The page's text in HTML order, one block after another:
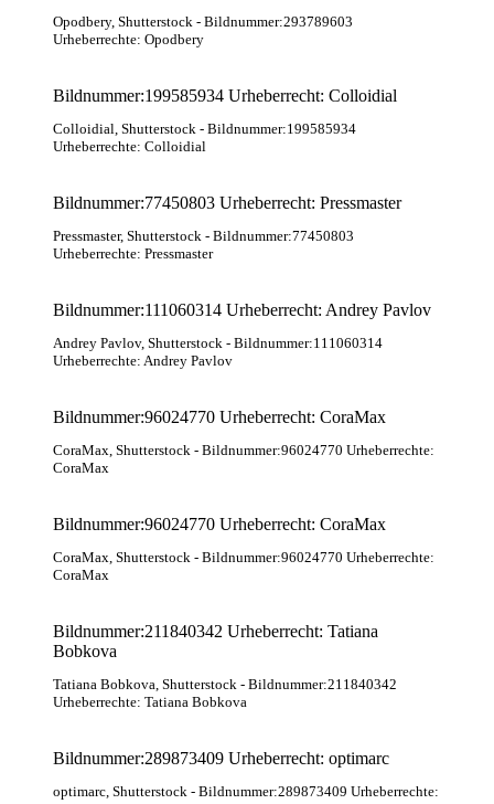
Opodbery, Shutterstock - Bildnummer:293789603
Urheberrechte: Opodbery
Bildnummer:199585934 Urheberrecht: Colloidial
Colloidial, Shutterstock - Bildnummer:199585934
Urheberrechte: Colloidial
Bildnummer:77450803 Urheberrecht: Pressmaster
Pressmaster, Shutterstock - Bildnummer:77450803
Urheberrechte: Pressmaster
Bildnummer:111060314 Urheberrecht: Andrey Pavlov
Andrey Pavlov, Shutterstock - Bildnummer:111060314
Urheberrechte: Andrey Pavlov
Bildnummer:96024770 Urheberrecht: CoraMax
CoraMax, Shutterstock - Bildnummer:96024770 Urheberrechte:
CoraMax
Bildnummer:96024770 Urheberrecht: CoraMax
CoraMax, Shutterstock - Bildnummer:96024770 Urheberrechte:
CoraMax
Bildnummer:211840342 Urheberrecht: Tatiana
Bobkova
Tatiana Bobkova, Shutterstock - Bildnummer:211840342
Urheberrechte: Tatiana Bobkova
Bildnummer:289873409 Urheberrecht: optimarc
optimarc, Shutterstock - Bildnummer:289873409 Urheberrechte: